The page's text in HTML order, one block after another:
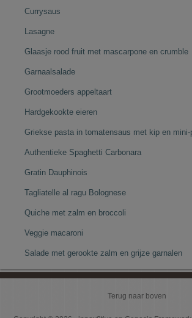
Currysaus
Lasagne
Glaasje rood fruit met mascarpone en crumble
Garnaalsalade
Grootmoeders appeltaart
Hardgekookte eieren
Griekse pasta in tomatensaus met kip en mini-
Authentieke Spaghetti Carbonara
Gratin Dauphinois
Tagliatelle al ragu Bolognese
Quiche met zalm en broccoli
Veggie macaroni
Salade met gerookte zalm en grijze garnalen
Terug naar boven